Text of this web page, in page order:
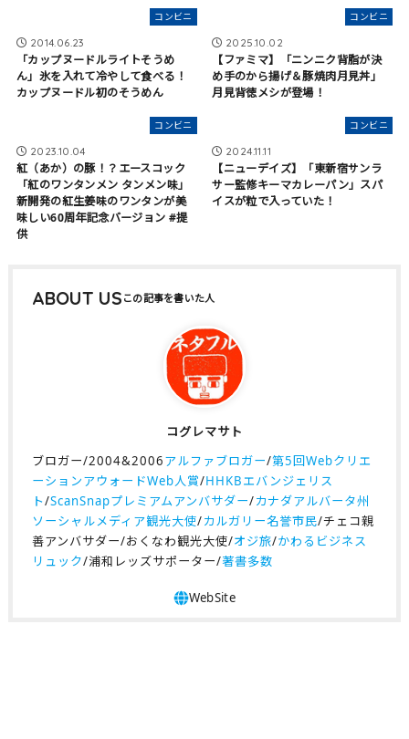
コンビニ
2014.06.23
「カップヌードルライトそうめ
ん」氷を入れて冷やして食べる！
カップヌードル初のそうめん
コンビニ
2025.10.02
【ファミマ】「ニンニク背脂が決
め手のから揚げ＆豚焼肉月見丼」
月見背徳メシが登場！
コンビニ
2023.10.04
紅（あか）の豚！？エースコック
「紅のワンタンメン タンメン味」
新開発の紅生姜味のワンタンが美
味しい60周年記念バージョン #提
供
コンビニ
2024.11.11
【ニューデイズ】「東新宿サンラ
サー監修キーマカレーパン」スパ
イスが粒で入っていた！
ABOUT US
コグレマサト
ブロガー/2004&2006アルファブロガー/第5回Webクリエ
ーションアウォードWeb人賞/HHKBエバンジェリス
ト/ScanSnapプレミアムアンバサダー/カナダアルバータ州
ソーシャルメディア観光大使/カルガリー名誉市民/チェコ親
善アンバサダー/おくなわ観光大使/オジ旅/かわるビジネス
リュック/浦和レッズサポーター/著書多数